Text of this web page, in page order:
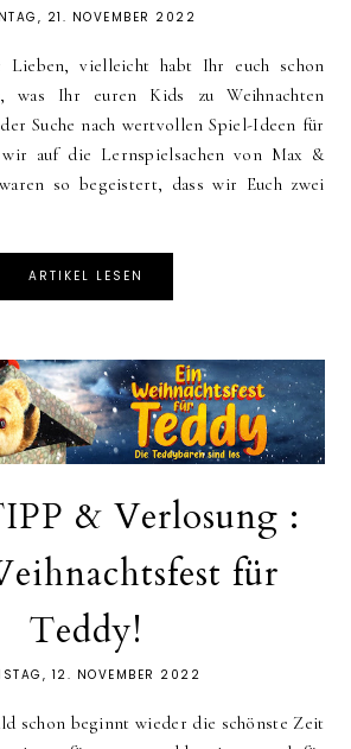
21. NOVEMBER 2022
vielleicht habt Ihr euch schon
was Ihr euren Kids zu Weihnachten
Suche nach wertvollen Spiel-Ideen für
auf die Lernspielsachen von Max &
so begeistert, dass wir Euch zwei
ARTIKEL LESEN
& Verlosung :
für
Teddy!
12. NOVEMBER 2022
schon beginnt wieder die schönste Zeit